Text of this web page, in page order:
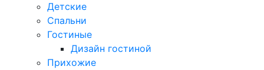
Детские
Спальни
Гостиные
Дизайн гостиной
Прихожие